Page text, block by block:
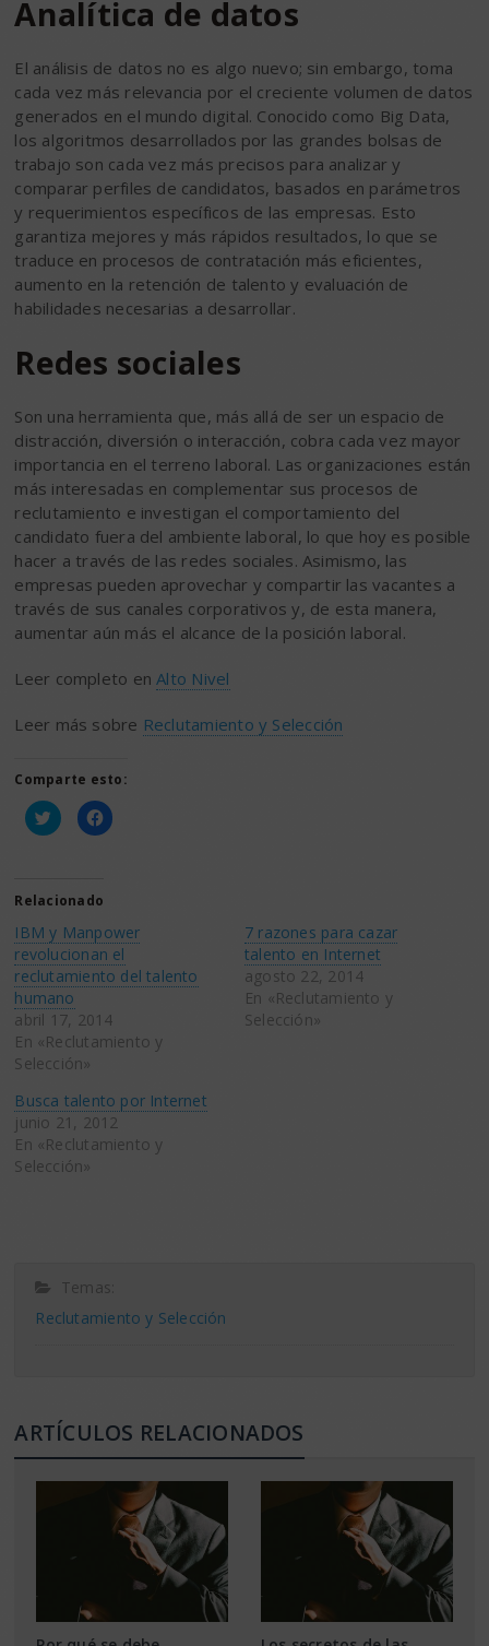
Analítica de datos
El análisis de datos no es algo nuevo; sin embargo, toma
cada vez más relevancia por el creciente volumen de datos
generados en el mundo digital. Conocido como Big Data,
los algoritmos desarrollados por las grandes bolsas de
trabajo son cada vez más precisos para analizar y
comparar perfiles de candidatos, basados en parámetros
y requerimientos específicos de las empresas. Esto
garantiza mejores y más rápidos resultados, lo que se
traduce en procesos de contratación más eficientes,
aumento en la retención de talento y evaluación de
habilidades necesarias a desarrollar.
Redes sociales
Son una herramienta que, más allá de ser un espacio de
distracción, diversión o interacción, cobra cada vez mayor
importancia en el terreno laboral. Las organizaciones están
más interesadas en complementar sus procesos de
reclutamiento e investigan el comportamiento del
candidato fuera del ambiente laboral, lo que hoy es posible
hacer a través de las redes sociales. Asimismo, las
empresas pueden aprovechar y compartir las vacantes a
través de sus canales corporativos y, de esta manera,
aumentar aún más el alcance de la posición laboral.
Leer completo enAlto Nivel
Leer más sobre Reclutamiento y Selección
Comparte esto:
Haz
clic
(Se
abre
una
ventana
nueva)
Haz
clic
una
ventana
nueva)
Relacionado
IBM y Manpower
revolucionan el
reclutamiento del talento
humano
abril 17, 2014
En «Reclutamiento y
Selección»
7 razones para cazar
talento en Internet
agosto 22, 2014
En «Reclutamiento y
Selección»
Busca talento por Internet
junio 21, 2012
En «Reclutamiento y
Selección»
Temas:
Reclutamiento y Selección
ARTÍCULOS RELACIONADOS